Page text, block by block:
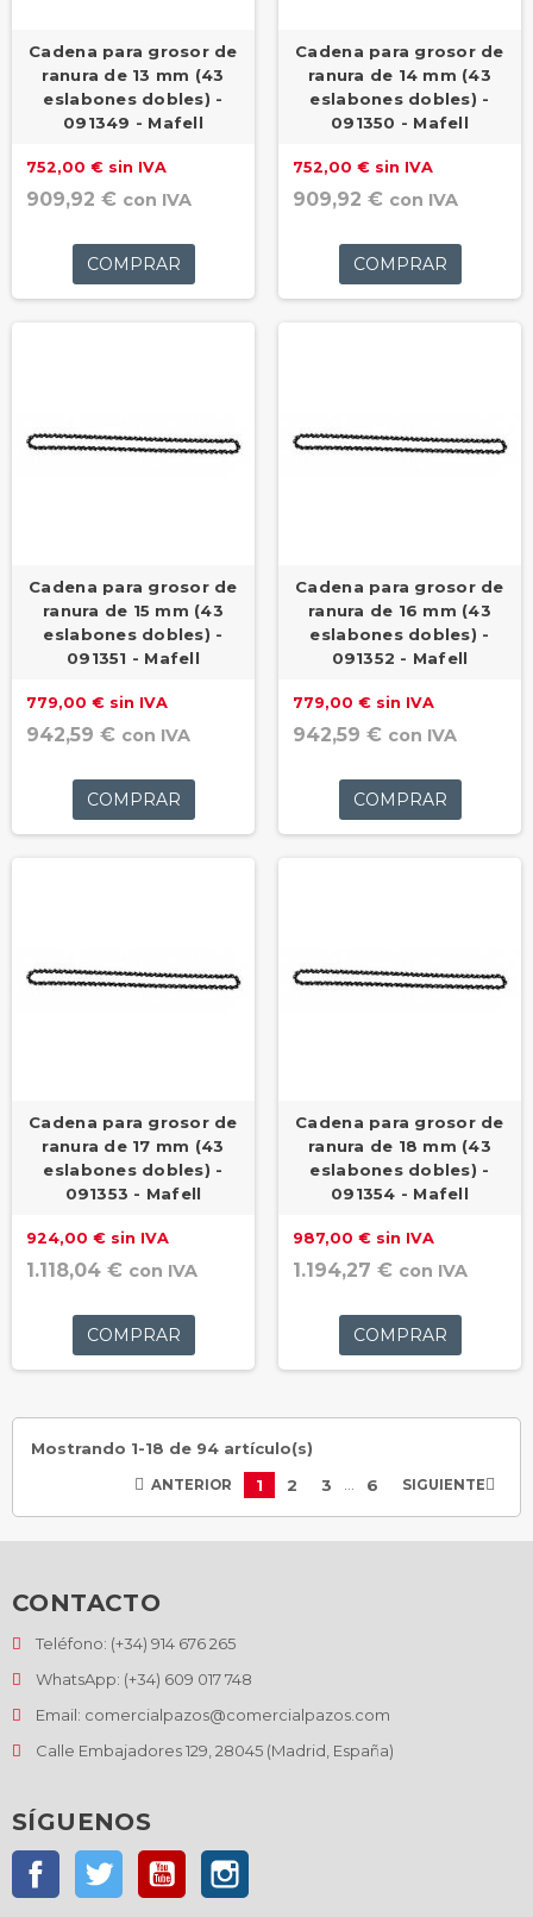
Cadena para grosor de
ranura de 13 mm (43
eslabones dobles) -
091349 - Mafell
752,00 € sin IVA
909,92 € con IVA
COMPRAR
Cadena para grosor de
ranura de 14 mm (43
eslabones dobles) -
091350 - Mafell
752,00 € sin IVA
909,92 € con IVA
COMPRAR
Cadena para grosor de
ranura de 15 mm (43
eslabones dobles) -
091351 - Mafell
779,00 € sin IVA
942,59 € con IVA
COMPRAR
Cadena para grosor de
ranura de 16 mm (43
eslabones dobles) -
091352 - Mafell
779,00 € sin IVA
942,59 € con IVA
COMPRAR
Cadena para grosor de
ranura de 17 mm (43
eslabones dobles) -
091353 - Mafell
924,00 € sin IVA
1.118,04 € con IVA
COMPRAR
Cadena para grosor de
ranura de 18 mm (43
eslabones dobles) -
091354 - Mafell
987,00 € sin IVA
1.194,27 € con IVA
COMPRAR
Mostrando 1-18 de 94 artículo(s)
 ANTERIOR 1 2 3 6 SIGUIENTE 
CONTACTO
Teléfono: (+34) 914 676 265
WhatsApp: (+34) 609 017 748
Email: comercialpazos@comercialpazos.com
Calle Embajadores 129, 28045 (Madrid, España)
SÍGUENOS
FacebookTwitter YouTube